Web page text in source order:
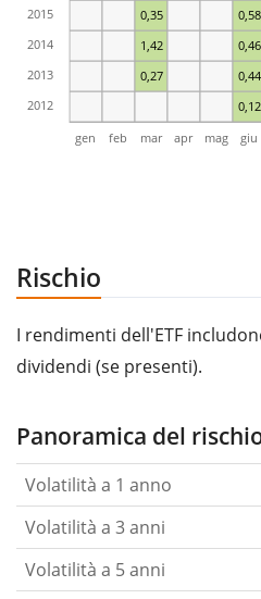
0,12
0,27 0,44
1,42 0,46
0,35 0,58
gen feb mar apr mag giu
2012
2013
2014
2015
Rischio
I rendimenti dell'ETF
dividendi (se presenti).
Panoramica del
Volatilità a 1 anno
Volatilità a 3 anni
Volatilità a 5 anni